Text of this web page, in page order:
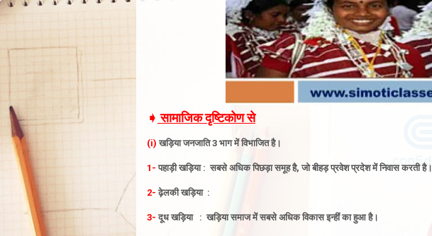
➧ सामाजिक दृष्टिकोण से
(i) खड़िया जनजाति 3 भाग में विभाजित है।
1- पहाड़ी खड़िया : सबसे अधिक पिछड़ा समूह है, जो बीहड़ प्रवेश प्रदेश में निवास करती है।
2- ढ़ेलकी खड़िया :
3- दूध खड़िया : खड़िया समाज में सबसे अधिक विकास इन्हीं का हुआ है।